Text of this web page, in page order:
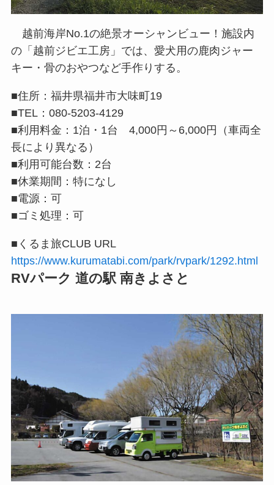
越前海岸No.1の絶景オーシャンビュー！施設内
の「越前ジビエ工房」では、愛犬用の鹿肉ジャー
キー・骨のおやつなど手作りする。
■住所：福井県福井市大味町19
■TEL：080-5203-4129
■利用料金：1泊・1台 4,000円～6,000円（車両全
長により異なる）
■利用可能台数：2台
■休業期間：特になし
■電源：可
■ゴミ処理：可
■くるま旅CLUB URL
https://www.kurumatabi.com/park/rvpark/1292.html
RVパーク 道の駅 南きよさと